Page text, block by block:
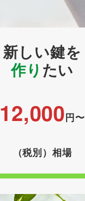
新しい鍵を
作り たい
12,000円〜
（税別）相場